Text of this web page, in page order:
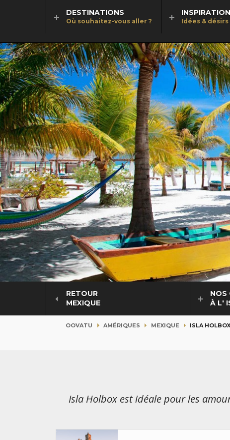
DESTINATIONS
Où souhaitez-vous aller ? Idées &
RETOUR
MEXIQUE
NOS
À L'
OOVATU AMÉRIQUES MEXIQUE ISLA HOLBOX
Isla Holbox est idéale pour les